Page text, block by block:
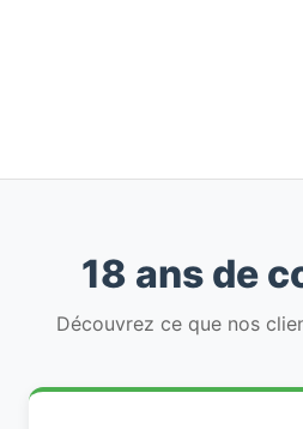
18 ans de
Découvrez ce que nos